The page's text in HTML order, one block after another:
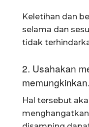
Keletihan dan
selama dan
tidak
2. Usahakan
memungkinkan.
Hal tersebut